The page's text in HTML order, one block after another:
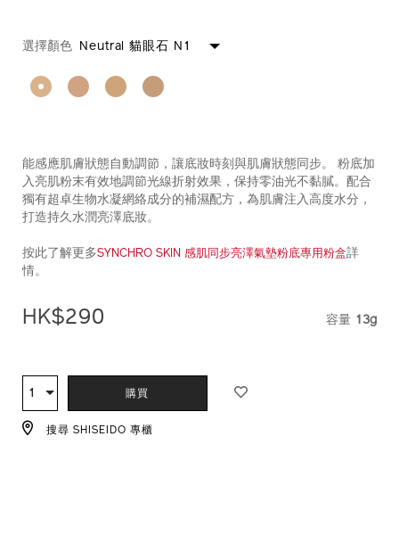
synchro-
spf23-
品
號：
1011600220_hk
選擇顏色 Neutral 貓眼石 N1
能感應肌膚狀態自動調節，讓底妝時刻與肌膚狀態同步。 粉底加
入亮肌粉末有效地調節光線折射效果，保持零油光不黏膩。配合
獨有超卓生物水凝網絡成分的補濕配方，為肌膚注入高度水分，
打造持久水潤亮澤底妝。
按此了解更多SYNCHRO SKIN 感肌同步亮澤氣墊粉底專用粉盒詳
情。
HK$290 容量 13g
TO
CART
OPTIONS
ACTIONS
數
量
1 購買
搜尋 SHISEIDO 專櫃